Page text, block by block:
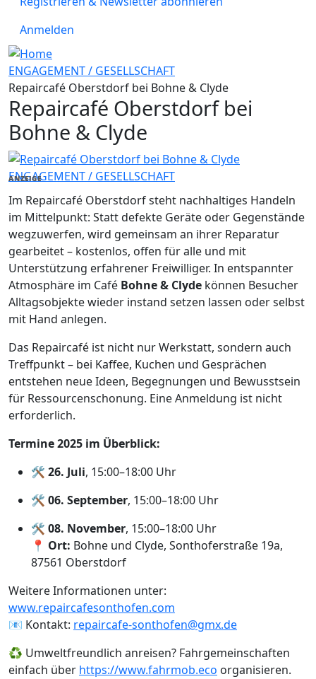
Anmelden
ENGAGEMENT / GESELLSCHAFT
Repaircafé Oberstdorf bei Bohne & Clyde
Repaircafé Oberstdorf bei
Bohne & Clyde
ENGAGEMENT / GESELLSCHAFT
ANZEIGE
Im Repaircafé Oberstdorf steht nachhaltiges Handeln
im Mittelpunkt: Statt defekte Geräte oder Gegenstände
wegzuwerfen, wird gemeinsam an ihrer Reparatur
gearbeitet – kostenlos, offen für alle und mit
Unterstützung erfahrener Freiwilliger. In entspannter
Atmosphäre im Café Bohne & Clyde können Besucher
Alltagsobjekte wieder instand setzen lassen oder selbst
mit Hand anlegen.
Das Repaircafé ist nicht nur Werkstatt, sondern auch
Treffpunkt – bei Kaffee, Kuchen und Gesprächen
entstehen neue Ideen, Begegnungen und Bewusstsein
für Ressourcenschonung. Eine Anmeldung ist nicht
erforderlich.
Termine 2025 im Überblick:
🛠 26. Juli, 15:00–18:00 Uhr
🛠 06. September, 15:00–18:00 Uhr
🛠 08. November, 15:00–18:00 Uhr
📍 Ort: Bohne und Clyde, Sonthoferstraße 19a,
87561 Oberstdorf
Weitere Informationen unter:
www.repaircafesonthofen.com
📧 Kontakt: repaircafe-sonthofen@gmx.de
♻️ Umweltfreundlich anreisen? Fahrgemeinschaften
einfach über https://www.fahrmob.eco organisieren.